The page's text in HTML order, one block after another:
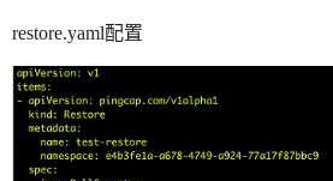
restore.yaml配置